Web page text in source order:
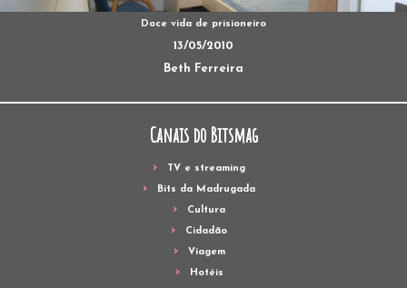
Doce vida de prisioneiro
13/05/2010
Beth Ferreira
Canais do Bitsmag
TV e streaming
Bits da Madrugada
Cultura
Cidadão
Viagem
Hotéis